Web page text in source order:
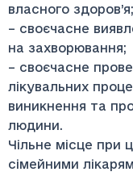
власного здоров’я;
– своєчасне
на захворювання;
– своєчасне
лікувальних
виникнення та
людини.
Чільне місце при
сімейними